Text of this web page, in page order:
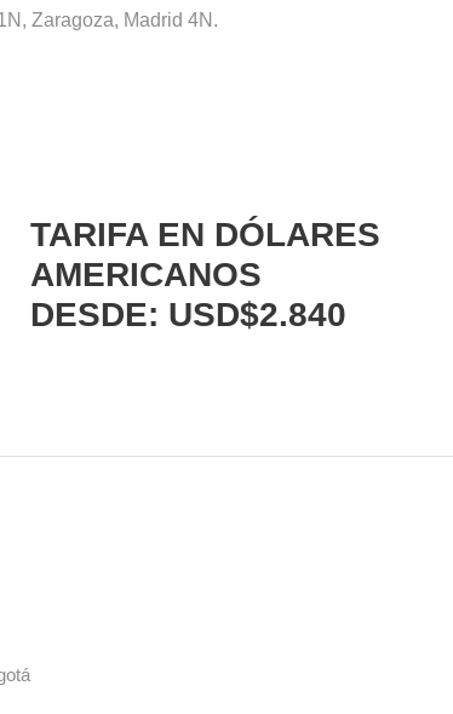
Zaragoza, Madrid 4N.
TARIFA EN DÓLARES
AMERICANOS
DESDE: USD$2.840